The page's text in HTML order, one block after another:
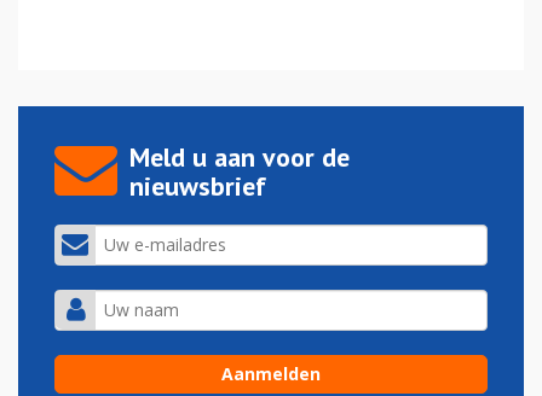
Meld u aan voor de
nieuwsbrief